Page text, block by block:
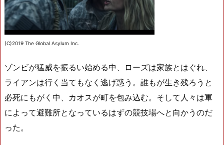
(C)2019 The Global Asylum Inc.
ゾンビが猛威を振るい始める中、ローズは家族とはぐれ、
ライアンは行く当てもなく逃げ惑う。誰もが生き残ろうと
必死にもがく中、カオスが町を包み込む。そして人々は軍
によって避難所となっているはずの競技場へと向かうのだ
った。